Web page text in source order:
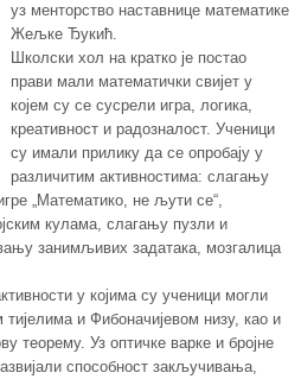
уз менторство наставнице математике
Жељке Ђукић.
Школски хол на кратко је постао
прави мали математички свијет у
којем су се сусрели игра, логика,
креативност и радозналост. Ученици
су имали прилику да се опробају у
различитим активностима: слагању
„Математико, не љути се“,
кулама, слагању пузли и
занимљивих задатака, мозгалица
у којима су ученици могли
и Фибоначијевом низу, као и
теорему. Уз оптичке варке и бројне
способност закључивања,